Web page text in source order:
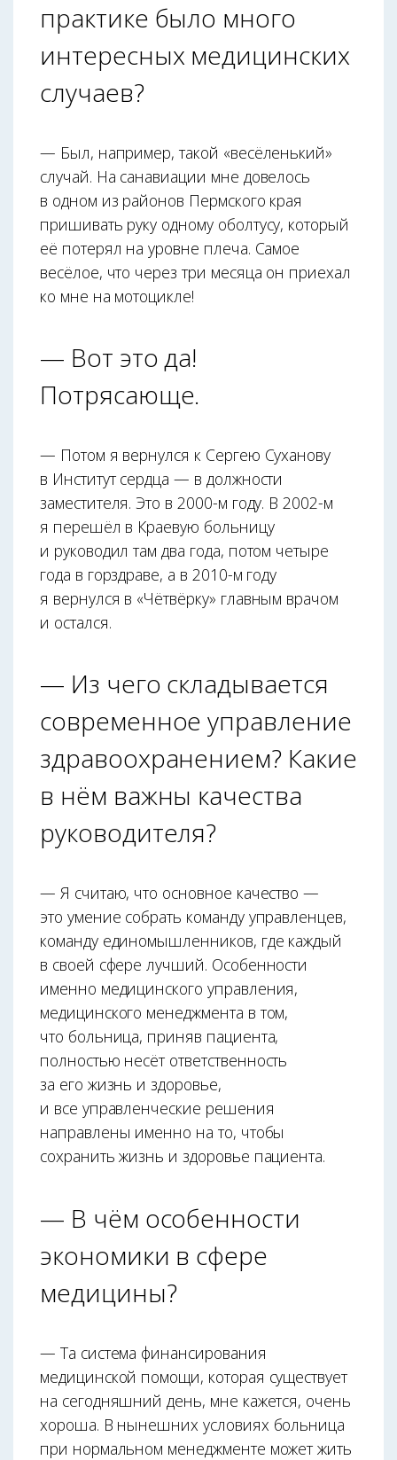
практике было много
интересных медицинских
случаев?
— Был, например, такой «весёленький»
случай. На санавиации мне довелось
в одном из районов Пермского края
пришивать руку одному оболтусу, который
её потерял на уровне плеча. Самое
весёлое, что через три месяца он приехал
ко мне на мотоцикле!
— Вот это да!
Потрясающе.
— Потом я вернулся к Сергею Суханову
в Институт сердца — в должности
заместителя. Это в 2000-м году. В 2002-м
я перешёл в Краевую больницу
и руководил там два года, потом четыре
года в горздраве, а в 2010-м году
я вернулся в «Чётвёрку» главным врачом
и остался.
— Из чего складывается
современное управление
здравоохранением? Какие
в нём важны качества
руководителя?
— Я считаю, что основное качество —
это умение собрать команду управленцев,
команду единомышленников, где каждый
в своей сфере лучший. Особенности
именно медицинского управления,
медицинского менеджмента в том,
что больница, приняв пациента,
полностью несёт ответственность
за его жизнь и здоровье,
и все управленческие решения
направлены именно на то, чтобы
сохранить жизнь и здоровье пациента.
— В чём особенности
экономики в сфере
медицины?
— Та система финансирования
медицинской помощи, которая существует
на сегодняшний день, мне кажется, очень
хороша. В нынешних условиях больница
при нормальном менеджменте может жить